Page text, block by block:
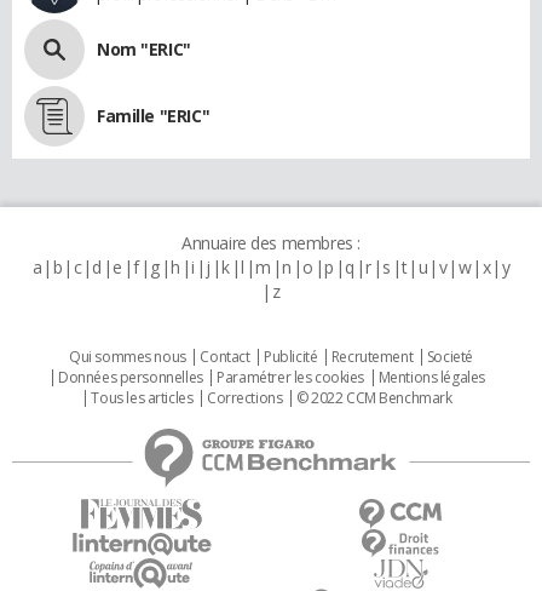
Nom "ERIC"
Famille "ERIC"
Annuaire des membres :
a b c d e f g h i j k l m n o p q r s t u v w x y
z
Qui sommes nous Contact Publicité Recrutement
Societé
Données personnelles
Paramétrer les cookies
Mentions légales
Tous les articles
Corrections © 2022 CCM Benchmark